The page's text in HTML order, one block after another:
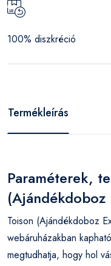
100% diszkréció
Termékleírás
Paraméterek,
Toison (Ajándékdoboz
webáruházakban
megtudhatja, hogy hol